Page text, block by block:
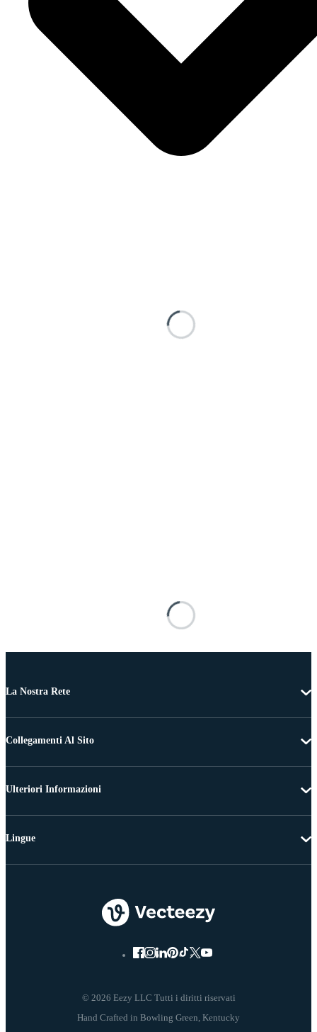
La Nostra Rete
Collegamenti Al Sito
Ulteriori Informazioni
© 2026 Eezy LLC Tutti i diritti riservati
Lingue